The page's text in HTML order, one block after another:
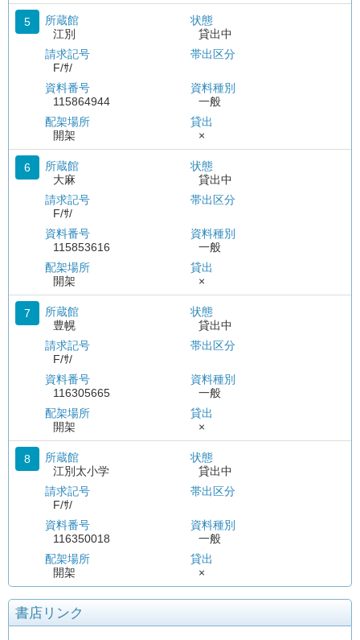
5
所蔵館
江別
請求記号
F/ｻ/
資料番号
115864944
配架場所
開架
状態
貸出中
帯出区分
資料種別
一般
貸出
×
6
所蔵館
大麻
請求記号
F/ｻ/
資料番号
115853616
配架場所
開架
状態
貸出中
帯出区分
資料種別
一般
貸出
×
7
所蔵館
豊幌
請求記号
F/ｻ/
資料番号
116305665
配架場所
開架
状態
貸出中
帯出区分
資料種別
一般
貸出
×
8
所蔵館
江別太小学
請求記号
F/ｻ/
資料番号
116350018
配架場所
開架
状態
貸出中
帯出区分
資料種別
一般
貸出
×
書店リンク